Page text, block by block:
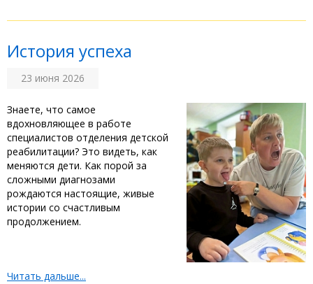
‎История успеха ‎
23 июня 2026
‎Знаете, что самое
вдохновляющее в работе
специалистов отделения детской
реабилитации? Это видеть, как
меняются дети. Как порой за
сложными диагнозами
рождаются настоящие, живые
истории со счастливым
продолжением. ‎
Читать дальше...